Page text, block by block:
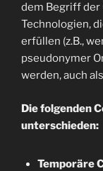
dem Begriff der
Technologien,
erfüllen (z.B.,
pseudonymer
werden, auch
Die folgenden
unterschieden:
Temporäre